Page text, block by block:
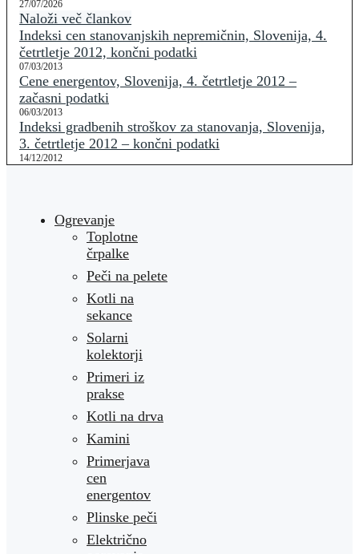
27/07/2026
Naloži več člankov
Indeksi cen stanovanjskih nepremičnin, Slovenija, 4.
četrtletje 2012, končni podatki
07/03/2013
Cene energentov, Slovenija, 4. četrtletje 2012 –
začasni podatki
06/03/2013
Indeksi gradbenih stroškov za stanovanja, Slovenija,
3. četrtletje 2012 – končni podatki
14/12/2012
Ogrevanje
Toplotne
črpalke
Peči na pelete
Kotli na
sekance
Solarni
kolektorji
Primeri iz
prakse
Kotli na drva
Kamini
Primerjava
cen
energentov
Plinske peči
Električno